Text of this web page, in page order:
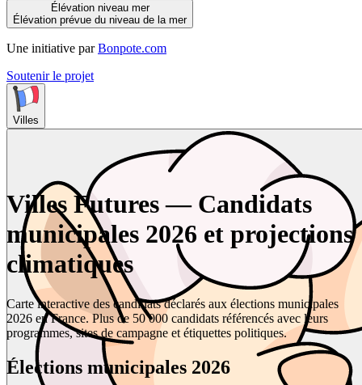
Élévation niveau mer
Élévation prévue du niveau de la mer
Une initiative par Bonpote.com
Soutenir le projet
Villes
Villes Futures — Candidats
municipales 2026 et projections
climatiques
Carte interactive des candidats déclarés aux élections municipales
2026 en France. Plus de 50 000 candidats référencés avec leurs
programmes, sites de campagne et étiquettes politiques.
Élections municipales 2026